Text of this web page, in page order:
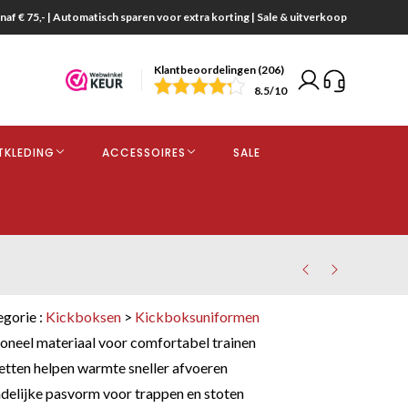
€ 75,- | Automatisch sparen voor extra korting | Sale & uitverkoop
Klantbeoordelingen (206)
8.5/10
ACCESSOIRES SALE
: Kickboksen > Kickboksuniformen
materiaal voor comfortabel trainen
helpen warmte sneller afvoeren
pasvorm voor trappen en stoten